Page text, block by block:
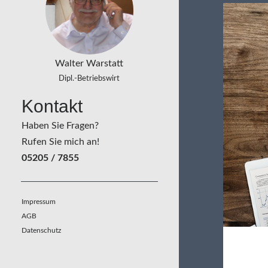
Walter Warstatt
Dipl.-Betriebswirt
Kontakt
Haben Sie Fragen?
Rufen Sie mich an!
05205 / 7855
Impressum
AGB
Datenschutz